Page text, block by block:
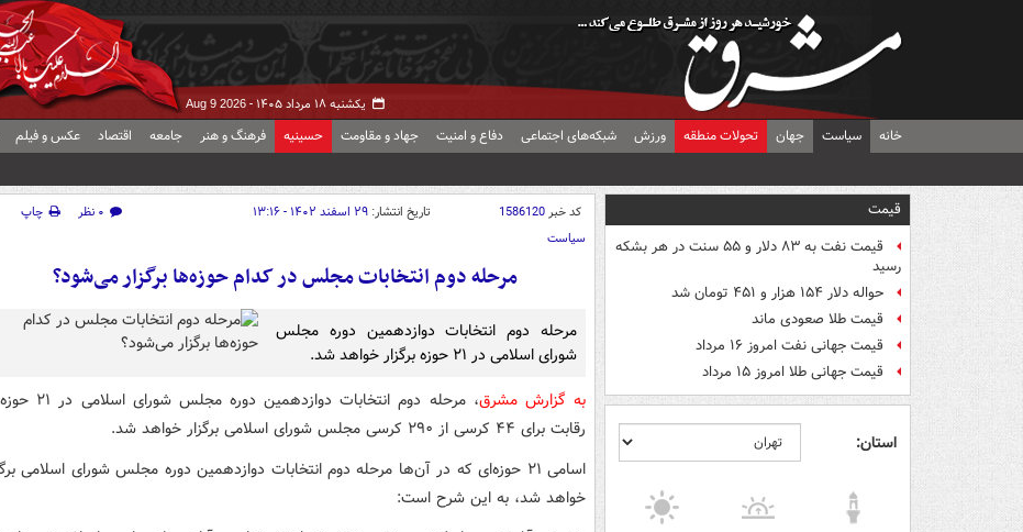
یکشنبه ۱۸ مرداد ۱۴۰۵ - Aug 9 2026
خانه سیاست جهان تحولات منطقه ورزش شبکه‌های اجتماعی دفاع و امنیت جهاد و مقاومت حسینیه فرهنگ و هنر جامعه اقتصاد عکس و فیلم
قیمت
قیمت نفت به ۸۳ دلار و ۵۵ سنت در هر بشکه
رسید
حواله دلار ۱۵۴ هزار و ۴۵۱ تومان شد
قیمت طلا صعودی ماند
قیمت جهانی نفت امروز ۱۶ مرداد
قیمت جهانی طلا امروز ۱۵ مرداد
استان:
کد خبر1586120 تاریخ انتشار: ۲۹ اسفند ۱۴۰۲ - ۱۳:۱۶ ۰ نظر
چاپ
سیاست
مرحله دوم انتخابات مجلس در کدام حوزه‌ها برگزار می‌شود؟
مرحله دوم انتخابات دوازدهمین دوره مجلس
شورای اسلامی در ۲۱ حوزه برگزار خواهد شد.
به گزارش مشرق
، مرحله دوم انتخابات دوازدهمین دوره
رقابت برای ۴۴ کرسی از ۲۹۰ کرسی مجلس شورای اسلامی برگزار خواهد شد.
اسامی ۲۱ حوزه‌ای که در آن‌ها مرحله دوم انتخابات دوازدهمین دوره مجلس شورای اسلامی
خواهد شد، به این شرح است: